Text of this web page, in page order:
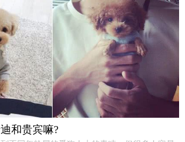
和贵宾嘛?